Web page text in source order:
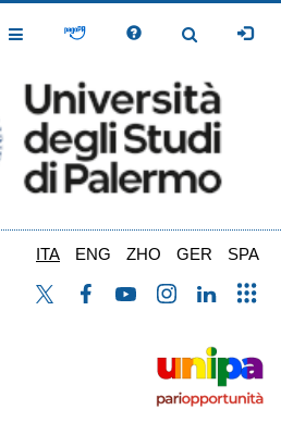
Toggle
Toggle
ITA ENG ZHO GER SPA